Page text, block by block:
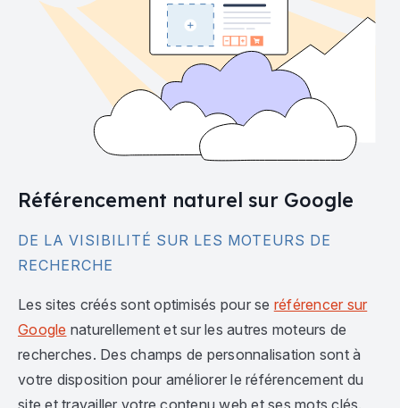
Référencement naturel sur Google
DE LA VISIBILITÉ SUR LES MOTEURS DE
RECHERCHE
Les sites créés sont optimisés pour se référencer sur
Google naturellement et sur les autres moteurs de
recherches. Des champs de personnalisation sont à
votre disposition pour améliorer le référencement du
site et travailler votre contenu web et ses mots clés.